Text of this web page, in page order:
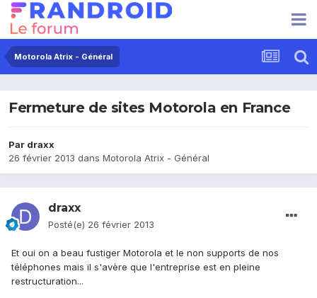
Motorola Atrix - Général
Fermeture de sites Motorola en France
Par draxx
26 février 2013 dans Motorola Atrix - Général
draxx
Posté(e) 26 février 2013
Et oui on a beau fustiger Motorola et le non supports de nos
téléphones mais il s'avère que l'entreprise est en pleine
restructuration...